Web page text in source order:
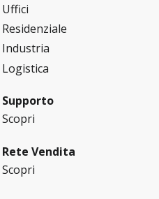
Uffici
Residenziale
Industria
Logistica
Supporto
Scopri
Rete Vendita
Scopri